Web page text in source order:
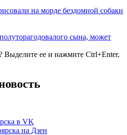
на морде бездомной собаки
сына, может
ее и нажмите Ctrl+Enter.
в VK
на Дзен